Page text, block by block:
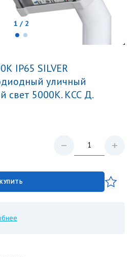
1 / 2
уличный
свет 5000К. КСС Д.
КУПИТЬ